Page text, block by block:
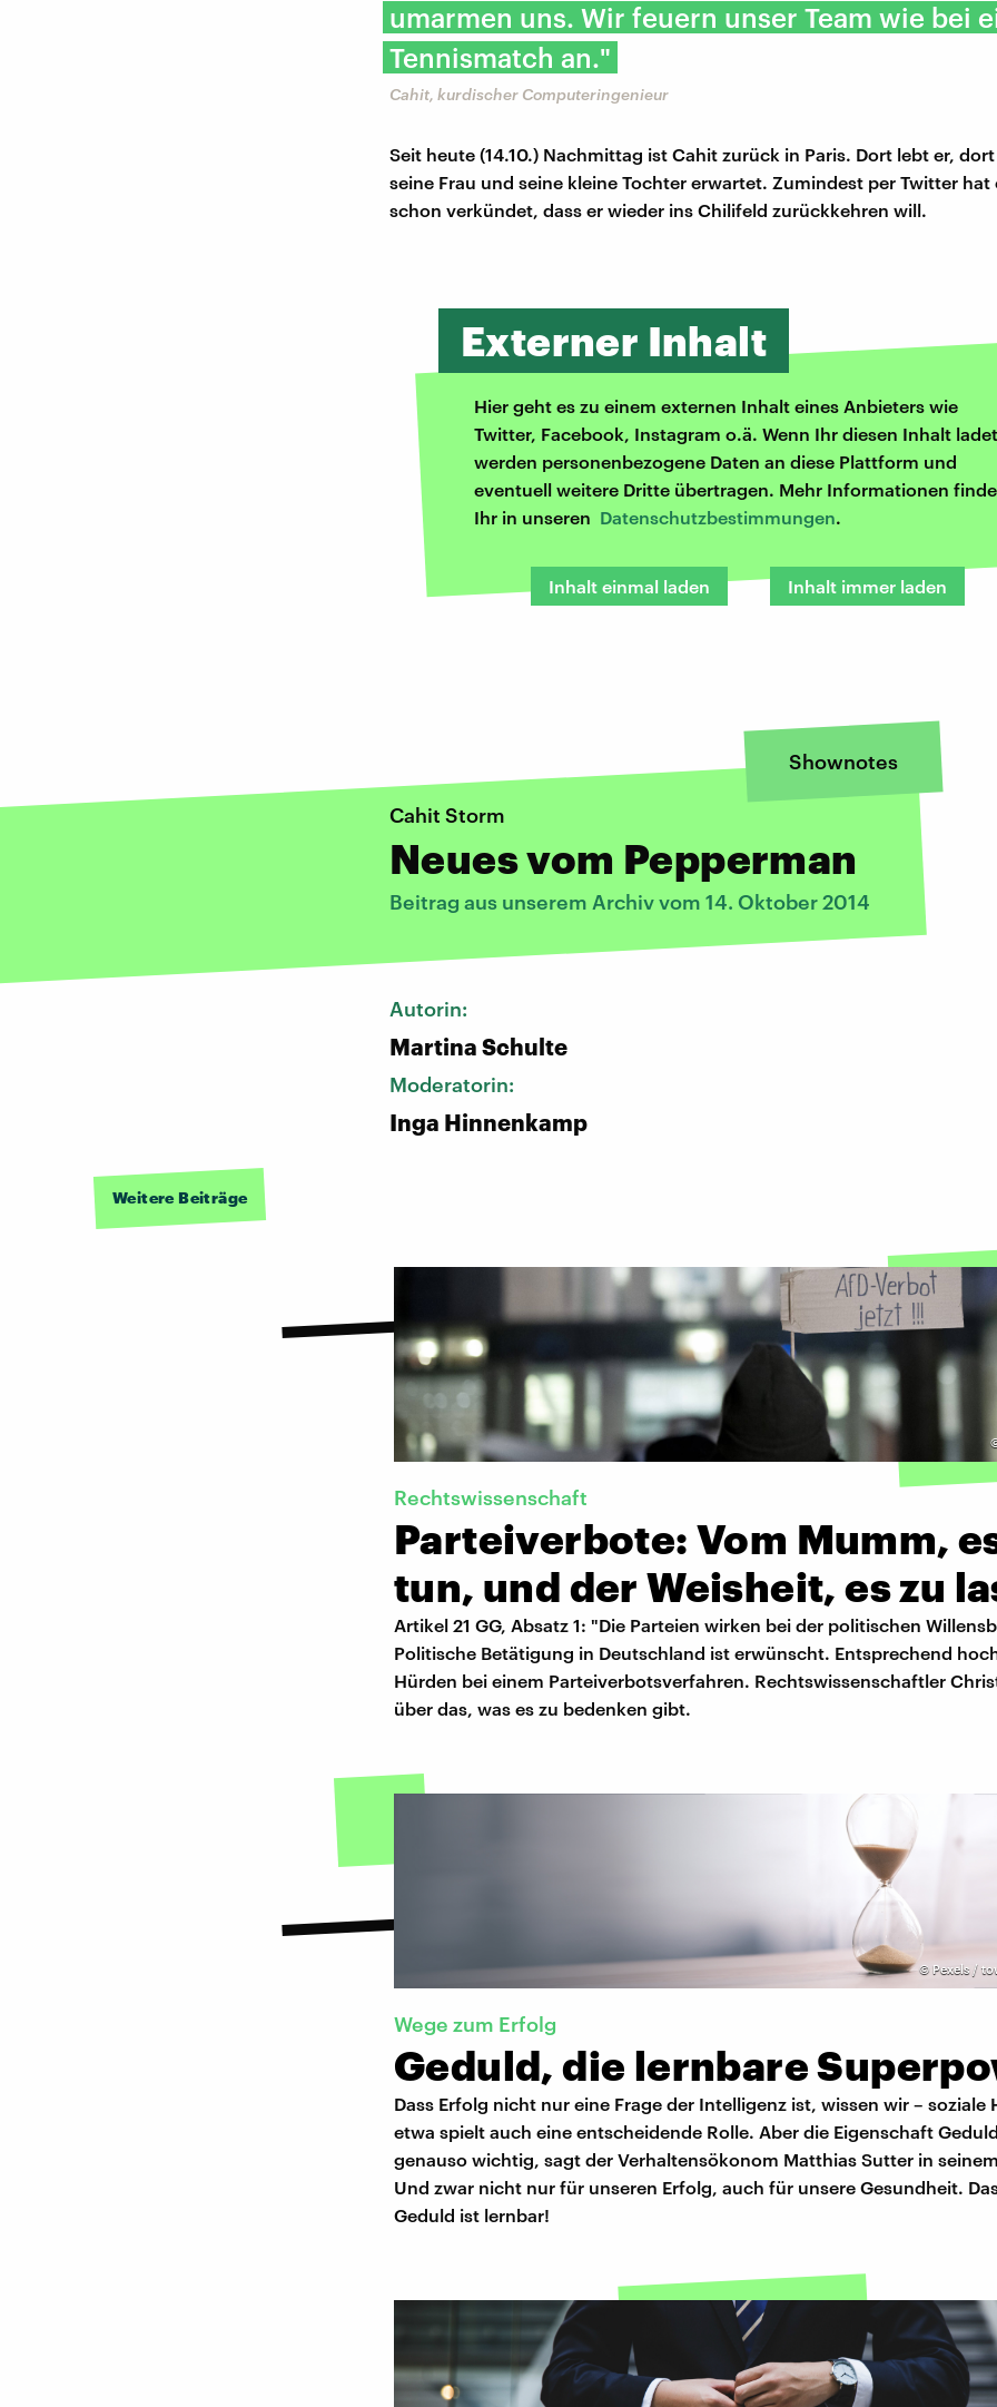
umarmen uns. Wir feuern unser Team wie bei
Tennismatch an."
Cahit, kurdischer Computeringenieur
Seit heute (14.10.) Nachmittag ist Cahit zurück in Paris. Dort lebt er,
seine Frau und seine kleine Tochter erwartet. Zumindest per Twitter hat
schon verkündet, dass er wieder ins Chilifeld zurückkehren will.
Externer Inhalt
Hier geht es zu einem externen Inhalt eines Anbieters wie
Twitter, Facebook, Instagram o.ä. Wenn Ihr diesen Inhalt
werden personenbezogene Daten an diese Plattform und
eventuell weitere Dritte übertragen. Mehr Informationen
Ihr in unseren Datenschutzbestimmungen.
Inhalt einmal laden Inhalt immer laden
Shownotes
Cahit Storm
Neues vom Pepperman
Beitrag aus unserem Archiv vom 14. Oktober 2014
Autorin:
Martina Schulte
Moderatorin:
Inga Hinnenkamp
Weitere Beiträge
Rechtswissenschaft
Parteiverbote: Vom Mumm,
tun, und der Weisheit, es zu
Artikel 21 GG, Absatz 1: "Die Parteien wirken bei der politischen
Politische Betätigung in Deutschland ist erwünscht. Entsprechend
Hürden bei einem Parteiverbotsverfahren. Rechtswissenschaftler
über das, was es zu bedenken gibt.
© Pexels /
Wege zum Erfolg
Geduld, die lernbare
Dass Erfolg nicht nur eine Frage der Intelligenz ist, wissen wir – soziale
etwa spielt auch eine entscheidende Rolle. Aber die Eigenschaft
genauso wichtig, sagt der Verhaltensökonom Matthias Sutter in
Und zwar nicht nur für unseren Erfolg, auch für unsere Gesundheit.
Geduld ist lernbar!